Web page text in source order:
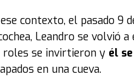
contexto, el pasado 9
Leandro se volvió
roles se invirtieron y él
en una cueva.